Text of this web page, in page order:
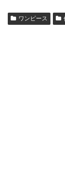
ワンピース